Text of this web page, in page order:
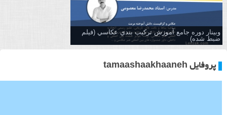
وبینار دوره جامع آموزش تركيب بندي عكاسي (فیلم
ضبط شده)
پروفایل tamaashaakhaaneh